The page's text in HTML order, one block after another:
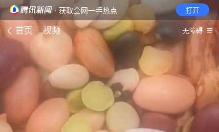
· 获取全网一手热点 打开
首页 视频 无障碍